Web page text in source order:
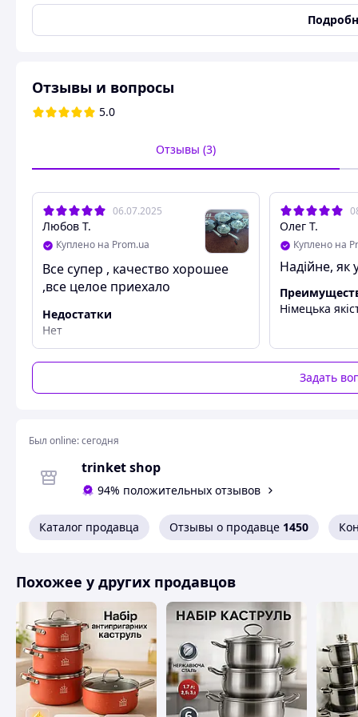
Тип плиты
Индукционная,Газовая,
Производитель
Назва
Фирменные наборы со
Хороший индукционный набор кастрюль
со сковордкой из
Набор посуды Zepline ZP - 075 состоит из 4 - х
Посуда подходит для любых типов плит включая
Отзывы и вопросы
5.0
Отзывы (3)
06.07.2025
Любов Т.
Куплено на Prom.ua
Все супер , качество хорошее
,все целое приехало
Недостатки
Нет
Олег Т.
Куплено на
Надійне, як
Німецька
Задать
Был online:сегодня
trinket shop
94% положительных отзывов
Каталог продавца Отзывы о продавце 1450
Похожее у других продавцов